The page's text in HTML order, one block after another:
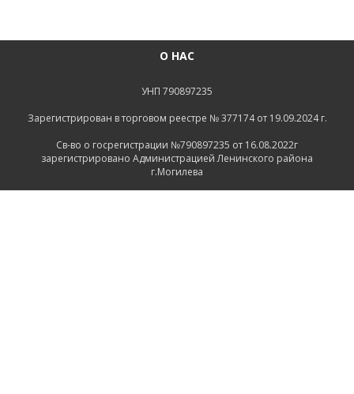
О НАС
УНП 790897235
Зарегистрирован в торговом реестре № 377174 от 19.09.2024 г.
Св-во о госрегистрации №790897235 от 16.08.2022г
зарегистрировано Администрацией Ленинского района
г.Могилева